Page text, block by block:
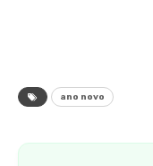
ano novo